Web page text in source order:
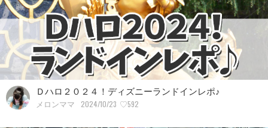
Ｄハロ２０２４！ディズニーランドインレポ♪
メロンママ 2024/10/23 ♡592